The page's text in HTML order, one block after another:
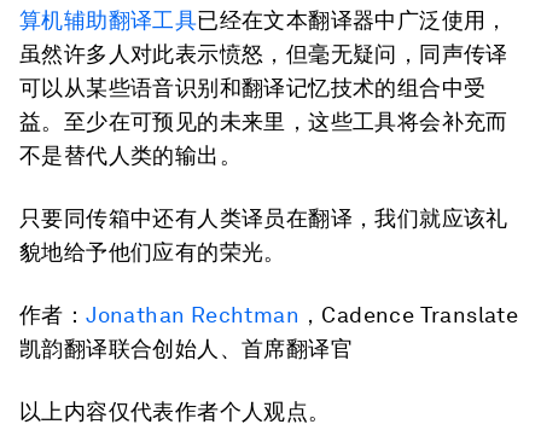
算机辅助翻译工具已经在文本翻译器中广泛使用，
虽然许多人对此表示愤怒，但毫无疑问，同声传译
可以从某些语音识别和翻译记忆技术的组合中受
益。至少在可预见的未来里，这些工具将会补充而
不是替代人类的输出。
只要同传箱中还有人类译员在翻译，我们就应该礼
貌地给予他们应有的荣光。
作者：Jonathan Rechtman ，Cadence Translate
凯韵翻译联合创始人、首席翻译官
以上内容仅代表作者个人观点。